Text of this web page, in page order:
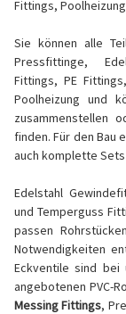
Fittings,
Sie können alle
Pressfittinge,
Fittings, PE
Poolheizung und
zusammenstellen
finden. Für den Bau
auch komplette
Edelstahl
und Temperguss
passen
Notwendigkeiten
Eckventile sind
angebotenen PVC-
Messing Fittings,